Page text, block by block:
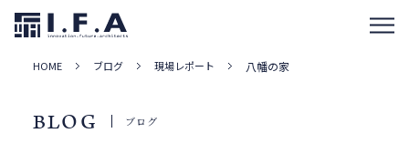
HOME ブログ 現場レポート 八幡の家
BLOG ブログ